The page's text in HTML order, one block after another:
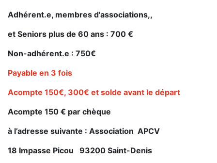
Adhérent.e, membres d'associations,,
et Seniors plus de 60 ans : 700 €
Non-adhérent.e : 750€
Payable en 3 fois
Acompte 150€, 300€ et solde avant le départ
Acompte 150 € par chèque
à l’adresse suivante : Association APCV
18 Impasse Picou 93200 Saint-Denis